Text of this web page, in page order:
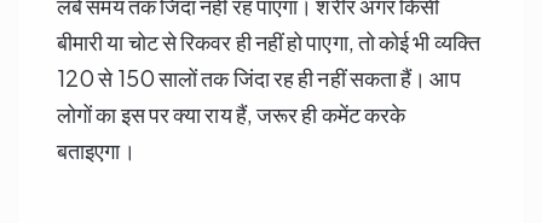
लंबे समय तक जिंदा नहीं रह पाएगा। शरीर अगर किसी
बीमारी या चोट से रिकवर ही नहीं हो पाएगा, तो कोई भी व्यक्ति
120 से 150 सालों तक जिंदा रह ही नहीं सकता हैं। आप
लोगों का इस पर क्या राय हैं, जरूर ही कमेंट करके
बताइएगा।